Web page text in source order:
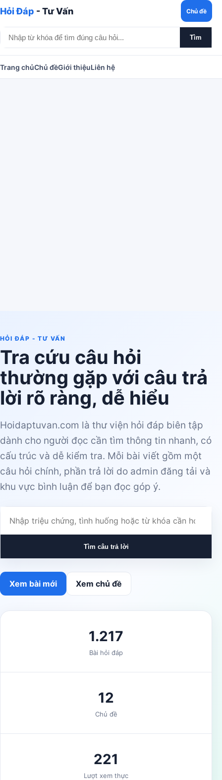
Hỏi Đáp - Tư Vấn
Tìm
Chủ đề
Trang chủChủ đềGiới thiệuLiên hệ
HỎI ĐÁP - TƯ VẤN
Tra cứu câu hỏi
thường gặp với câu trả
lời rõ ràng, dễ hiểu
Hoidaptuvan.com là thư viện hỏi đáp biên tập
dành cho người đọc cần tìm thông tin nhanh, có
cấu trúc và dễ kiểm tra. Mỗi bài viết gồm một
câu hỏi chính, phần trả lời do admin đăng tải và
khu vực bình luận để bạn đọc góp ý.
Tìm câu trả lời
Xem bài mới Xem chủ đề
1.217
Bài hỏi đáp
12
Chủ đề
221
Lượt xem thực